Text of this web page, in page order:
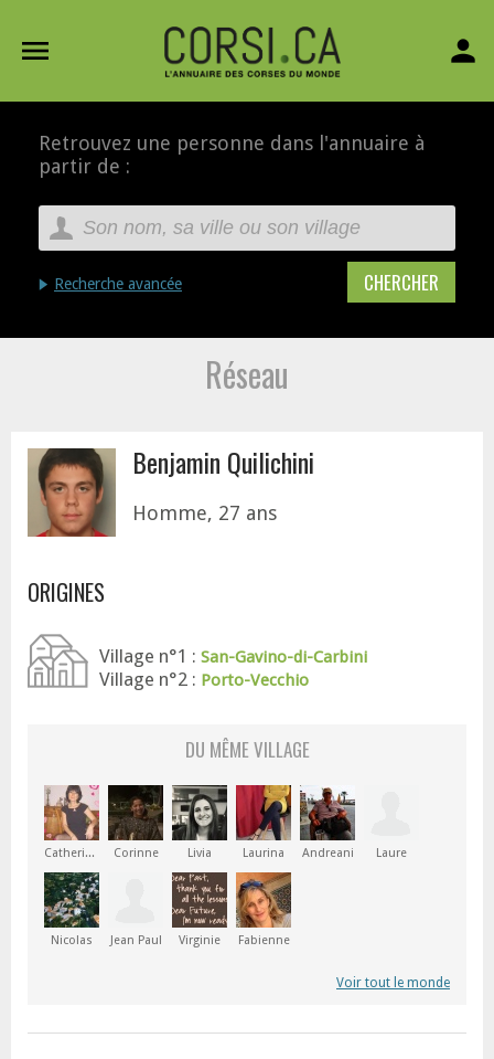
menu person
Retrouvez une personne dans l'annuaire à
partir de :
Recherche avancée
Réseau
Benjamin Quilichini
Homme, 27 ans
ORIGINES
Village n°1 : San-Gavino-di-Carbini
Village n°2 : Porto-Vecchio
DU MÊME VILLAGE
Catherine Lyse-Marie Corinne Livia Laurina Andreani Laure
Nicolas Jean Paul Virginie Fabienne
Voir tout le monde